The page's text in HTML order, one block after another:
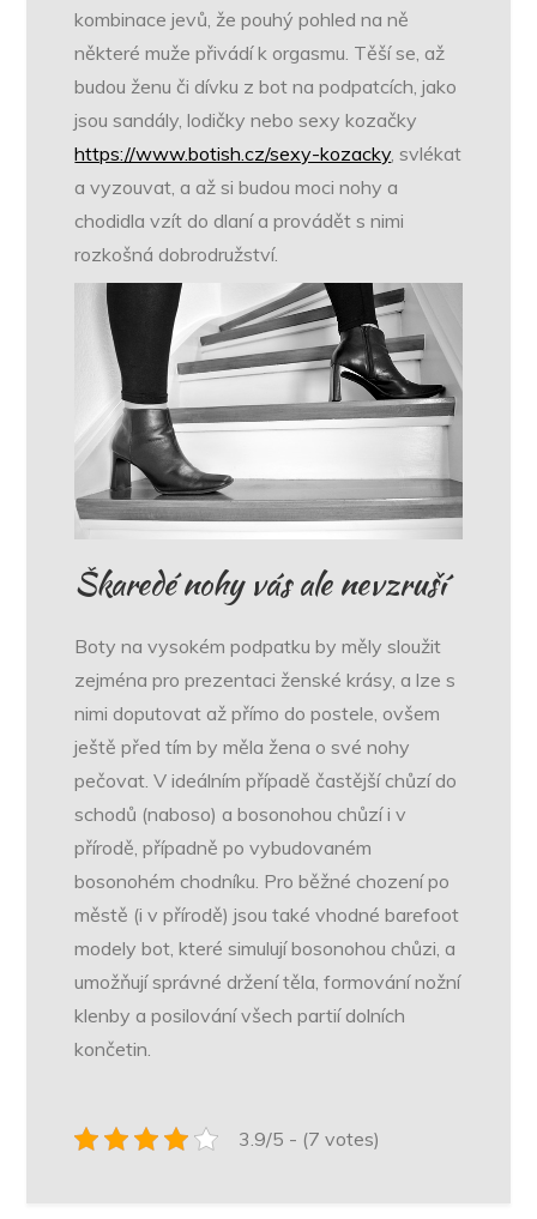
kombinace jevů, že pouhý pohled na ně
některé muže přivádí k orgasmu. Těší se, až
budou ženu či dívku z bot na podpatcích, jako
jsou sandály, lodičky nebo sexy kozačky
https://www.botish.cz/sexy-kozacky, svlékat
a vyzouvat, a až si budou moci nohy a
chodidla vzít do dlaní a provádět s nimi
rozkošná dobrodružství.
Škaredé nohy vás ale nevzruší
Boty na vysokém podpatku by měly sloužit
zejména pro prezentaci ženské krásy, a lze s
nimi doputovat až přímo do postele, ovšem
ještě před tím by měla žena o své nohy
pečovat. V ideálním případě častější chůzí do
schodů (naboso) a bosonohou chůzí i v
přírodě, případně po vybudovaném
bosonohém chodníku. Pro běžné chození po
městě (i v přírodě) jsou také vhodné barefoot
modely bot, které simulují bosonohou chůzi, a
umožňují správné držení těla, formování nožní
klenby a posilování všech partií dolních
končetin.
3.9/5 - (7 votes)